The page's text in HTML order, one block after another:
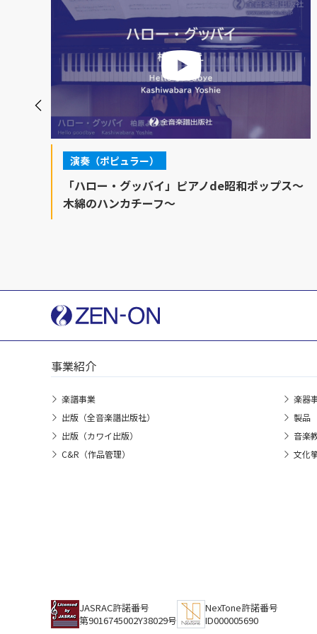
演奏（ポピュラー）
「ハロー・グッバイ」ピアノde昭和ポップス～
木綿のハンカチーフ～
事業紹介
楽譜事業
出版（全音楽譜出版社）
出版（カワイ出版）
C&R（作品管理）
楽器
製品
音楽
文化
JASRAC許諾番号
第9016745002Y38029号
NexTone許諾番号
ID000005690